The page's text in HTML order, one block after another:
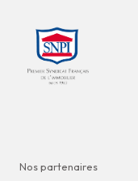
Nos partenaires